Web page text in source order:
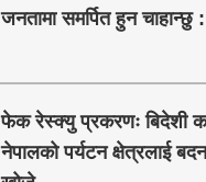
जनतामा समर्पित हुन
फेक रेस्क्यु प्रकरणः बिदेशी
नेपालको पर्यटन क्षेत्रलाई